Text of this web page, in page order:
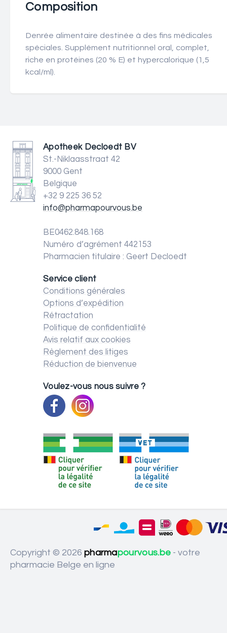
Composition
Denrée alimentaire destinée à des fins médicales
spéciales. Supplément nutritionnel oral, complet,
riche en protéines (20 % E) et hypercalorique (1,5
kcal/ml).
Apotheek Decloedt BV
St.-Niklaasstraat 42
9000 Gent
Belgique
+32 9 225 36 52
info@pharmapourvous.be
BE0462.848.168
Numéro d’agrément 442153
Pharmacien titulaire : Geert Decloedt
Service client
Conditions générales
Options d’expédition
Rétractation
Politique de confidentialité
Avis relatif aux cookies
Règlement des litiges
Réduction de bienvenue
Voulez-vous nous suivre ?
Copyright © 2026 pharmapourvous.be - votre
pharmacie Belge en ligne